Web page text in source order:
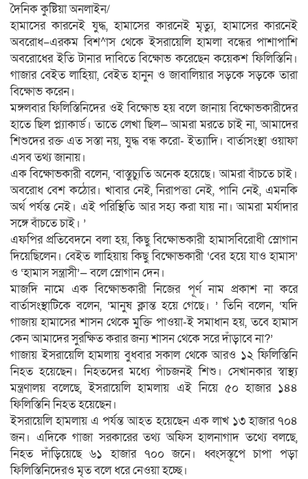
দৈনিক কুষ্টিয়া অনলাইন/
হামাসের কারনেই যুদ্ধ, হামাসের কারনেই মৃত্যু, হামাসের কারনেই
অবরোধ–এরকম বিশ^াস থেকে ইসরায়েলি হামলা বন্ধের পাশাপাশি
অবরোধের ইতি টানার দাবিতে বিক্ষোভ করেছেন কয়েকশ ফিলিস্তিনি।
গাজার বেইত লাহিয়া, বেইত হানুন ও জাবালিয়ার সড়কে সড়কে তারা
বিক্ষোভ করেন।
মঙ্গলবার ফিলিস্তিনিদের ওই বিক্ষোভ হয় বলে জানায় বিক্ষোভকারীদের
হাতে ছিল প্ল্যাকার্ড। তাতে লেখা ছিল— আমরা মরতে চাই না, আমাদের
শিশুদের রক্ত এত সস্তা নয়, যুদ্ধ বন্ধ করো- ইত্যাদি। বার্তাসংস্থা ওয়াফা
এসব তথ্য জানায়।
এক বিক্ষোভকারী বলেন, ‘বাস্তুচ্যুতি অনেক হয়েছে। আমরা বাঁচতে চাই।
অবরোধ বেশ কঠোর। খাবার নেই, নিরাপত্তা নেই, পানি নেই, এমনকি
অর্থ পর্যন্ত নেই। এই পরিস্থিতি আর সহ্য করা যায় না। আমরা মর্যাদার
সঙ্গে বাঁচতে চাই। ’
এফপির প্রতিবেদনে বলা হয়, কিছু বিক্ষোভকারী হামাসবিরোধী স্লোগান
দিয়েছিলেন। বেইত লাহিয়ায় কিছু বিক্ষোভকারী ‘বের হয়ে যাও হামাস’
ও ‘হামাস সন্ত্রাসী’— বলে স্লোগান দেন।
মাজদি নামে এক বিক্ষোভকারী নিজের পূর্ণ নাম প্রকাশ না করে
বার্তাসংস্থাটিকে বলেন, ‘মানুষ ক্লান্ত হয়ে গেছে। ’ তিনি বলেন, ‘যদি
গাজায় হামাসের শাসন থেকে মুক্তি পাওয়া-ই সমাধান হয়, তবে হামাস
কেন আমাদের সুরক্ষিত করার জন্য শাসন থেকে সরে দাঁড়াবে না?’
গাজায় ইসরায়েলি হামলায় বুধবার সকাল থেকে আরও ১২ ফিলিস্তিনি
নিহত হয়েছেন। নিহতদের মধ্যে পাঁচজনই শিশু। সেখানকার স্বাস্থ্য
মন্ত্রণালয় বলেছে, ইসরায়েলি হামলায় এই নিয়ে ৫০ হাজার ১৪৪
ফিলিস্তিনি নিহত হয়েছেন।
ইসরায়েলি হামলায় এ পর্যন্ত আহত হয়েছেন এক লাখ ১৩ হাজার ৭০৪
জন। এদিকে গাজা সরকারের তথ্য অফিস হালনাগাদ তথ্যে বলছে,
নিহত দাঁড়িয়েছে ৬১ হাজার ৭০০ জনে। ধ্বংসস্তূপে চাপা পড়া
ফিলিস্তিনিদেরও মৃত বলে ধরে নেওয়া হচ্ছে।